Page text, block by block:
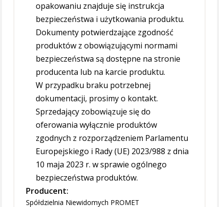
opakowaniu znajduje się instrukcja
bezpieczeństwa i użytkowania produktu.
Dokumenty potwierdzające zgodność
produktów z obowiązującymi normami
bezpieczeństwa są dostępne na stronie
producenta lub na karcie produktu.
W przypadku braku potrzebnej
dokumentacji, prosimy o kontakt.
Sprzedający zobowiązuje się do
oferowania wyłącznie produktów
zgodnych z rozporządzeniem Parlamentu
Europejskiego i Rady (UE) 2023/988 z dnia
10 maja 2023 r. w sprawie ogólnego
bezpieczeństwa produktów.
Producent:
Spółdzielnia Niewidomych PROMET